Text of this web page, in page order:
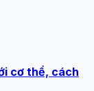
cơ thể, cách